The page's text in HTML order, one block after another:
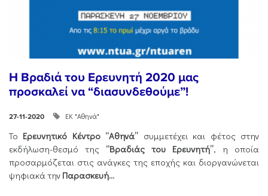
Η Βραδιά του Ερευνητή 2020 μας
προσκαλεί να “διασυνδεθούμε”!
27-11-2020 ΕΚ "Αθηνά"
Το Ερευνητικό Κέντρο “Αθηνά” συμμετέχει και φέτος στην
εκδήλωση-θεσμό της “Βραδιάς του Ερευνητή”, η οποία
προσαρμόζεται στις ανάγκες της εποχής και διοργανώνεται
ψηφιακά την Παρασκευή...